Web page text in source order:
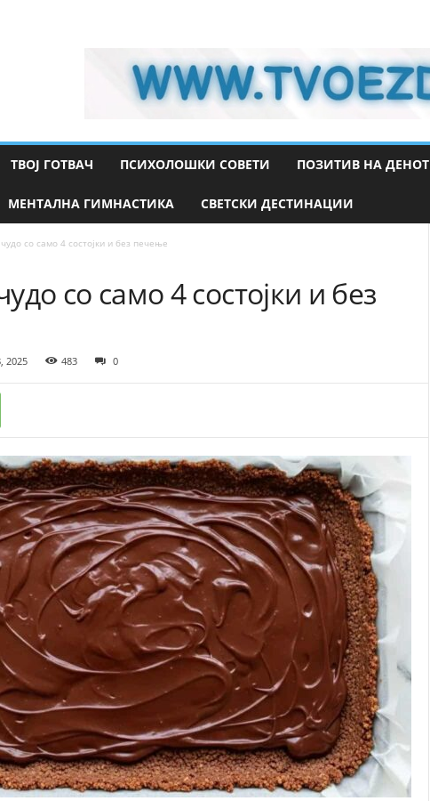
ТВОЈ ГОТВАЧ ПСИХОЛОШКИ СОВЕТИ ПОЗИТИВ НА ДЕНОТ
МЕНТАЛНА ГИМНАСТИКА СВЕТСКИ ДЕСТИНАЦИИ
со само 4 состојки и без печење
со само 4 состојки и без
2025 483 0